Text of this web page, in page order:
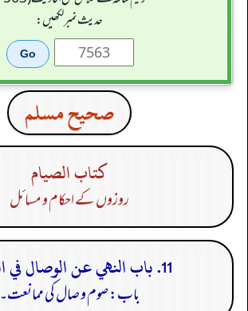
حدیث نمبر لکھیں:
صحيح مسلم
كتاب الصيام
روزوں کے احکام و مسائل
11. باب النهي عن الوصال في الصوم:
باب: صوم و صال کی ممانعت۔